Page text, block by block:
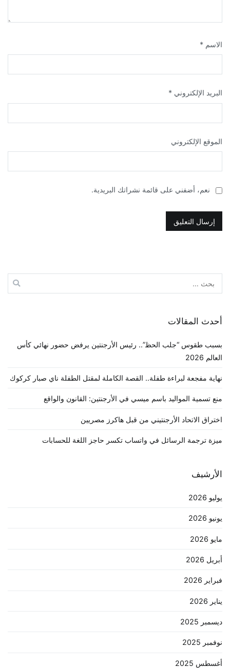
الاسم *
البريد الإلكتروني *
الموقع الإلكتروني
نعم، أضفني على قائمة نشراتك البريدية.
عن:
أحدث المقالات
بسبب طقوس “جلب الحظ”.. رئيس الأرجنتين يرفض حضور نهائي كأس
العالم 2026
نهاية مفجعة لبراءة طفلة.. القصة الكاملة لمقتل الطفلة ناي صبار كركوك
منع تسمية المواليد باسم ميسي في الأرجنتين: القانون والواقع
اختراق الاتحاد الأرجنتيني من قبل هاكرز مصريين
ميزة ترجمة الرسائل في واتساب تكسر حاجز اللغة للحسابات
الأرشيف
يوليو 2026
يونيو 2026
مايو 2026
أبريل 2026
فبراير 2026
يناير 2026
ديسمبر 2025
نوفمبر 2025
أغسطس 2025